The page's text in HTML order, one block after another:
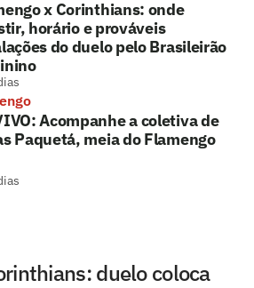
x Corinthians: onde
horário e prováveis
do duelo pelo Brasileirão
Acompanhe a coletiva de
Paquetá, meia do Flamengo
duelo coloca